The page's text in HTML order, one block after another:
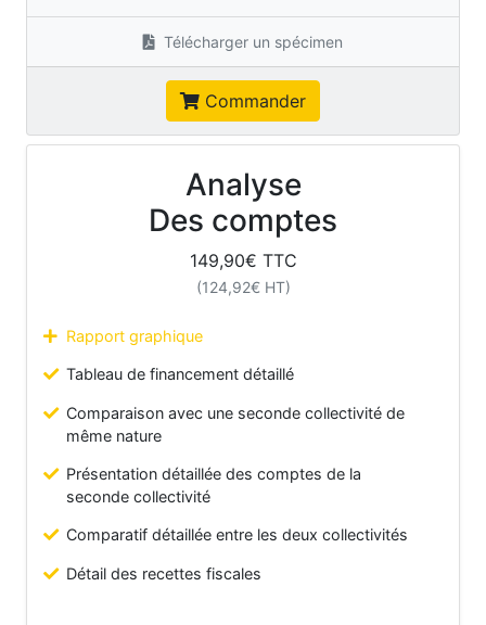
Télécharger un spécimen
Commander
Analyse
Des comptes
149,90€ TTC
(124,92€ HT)
Rapport graphique
Tableau de financement détaillé
Comparaison avec une seconde collectivité de
même nature
Présentation détaillée des comptes de la
seconde collectivité
Comparatif détaillée entre les deux collectivités
Détail des recettes fiscales